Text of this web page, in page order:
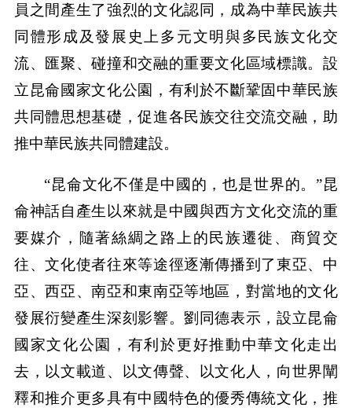
員之間產生了強烈的文化認同，成為中華民族共
同體形成及發展史上多元文明與多民族文化交
流、匯聚、碰撞和交融的重要文化區域標識。設
立昆侖國家文化公園，有利於不斷鞏固中華民族
共同體思想基礎，促進各民族交往交流交融，助
推中華民族共同體建設。
“昆侖文化不僅是中國的，也是世界的。”昆
侖神話自產生以來就是中國與西方文化交流的重
要媒介，隨著絲綢之路上的民族遷徙、商貿交
往、文化使者往來等途徑逐漸傳播到了東亞、中
亞、西亞、南亞和東南亞等地區，對當地的文化
發展衍變產生深刻影響。劉同德表示，設立昆侖
國家文化公園，有利於更好推動中華文化走出
去，以文載道、以文傳聲、以文化人，向世界闡
釋和推介更多具有中國特色的優秀傳統文化，推